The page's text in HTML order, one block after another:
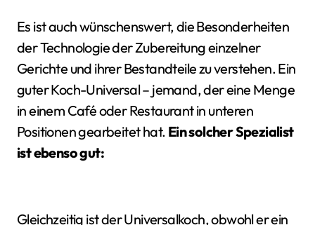
Es ist auch wünschenswert, die Besonderheiten
der Technologie der Zubereitung einzelner
Gerichte und ihrer Bestandteile zu verstehen. Ein
guter Koch-Universal – jemand, der eine Menge
in einem Café oder Restaurant in unteren
Positionen gearbeitet hat. Ein solcher Spezialist
ist ebenso gut:
Gleichzeitig ist der Universalkoch, obwohl er ein